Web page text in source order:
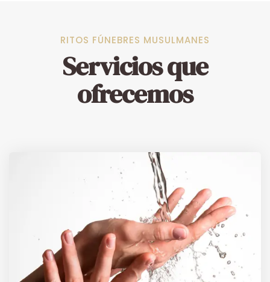
RITOS FÚNEBRES MUSULMANES
Servicios que
ofrecemos